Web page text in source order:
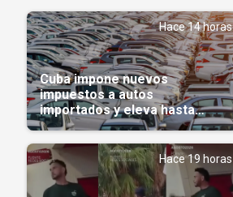
Hace 14 horas
Cuba impone nuevos
impuestos a autos
importados y eleva hasta
5.000 dólares el gravamen
para vehículos de alta gama
Hace 19 horas